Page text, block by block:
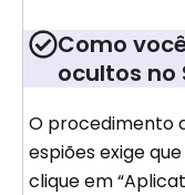
Como
ocultos no
O procedimento
espiões exige
clique em